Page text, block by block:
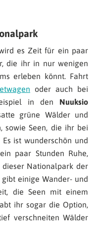
es Zeit für ein paar
die ihr in nur wenigen
erleben könnt. Fahrt
oder auch bei
in den Nuuksio
grüne Wälder und
sowie Seen, die ihr bei
ist wunderschön und
paar Stunden Ruhe,
dieser Nationalpark der
einige Wander- und
die Seen mit einem
ihr sogar die Option,
verschneiten Wälder